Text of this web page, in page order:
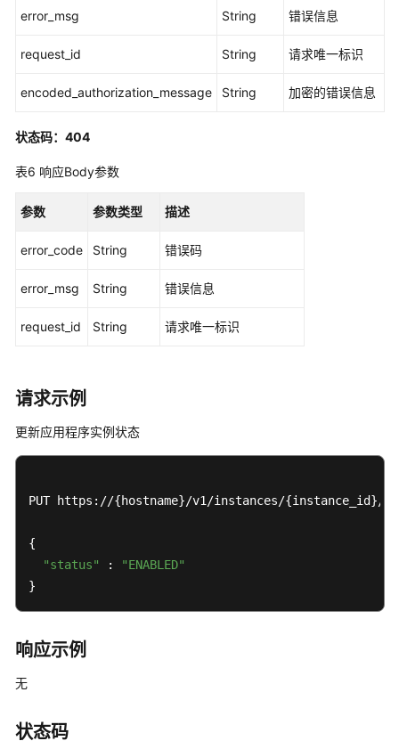
程
实
-
出
用
序
中
预
ListCatalogApplications
列
error_msg String 错误信息
request_id String 请求唯一标识
encoded_authorization_message String 加密的错误信息
状态码：404
表6 响应Body参数
参数 参数类型 描述
error_code String 错误码
error_msg String 错误信息
request_id String 请求唯一标识
请求示例
更新应用程序实例状态
PUT https://{hostname}/v1/instances/
{
"status"
:
"ENABLED"
}
响应示例
无
状态码